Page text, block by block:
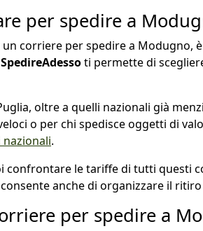
per spedire a
corriere per spedire a Modugno,
SpedireAdessoti permette di
oltre a quelli nazionali già
o per chi spedisce oggetti di
.
confrontare le tariffe di tutti questi
anche di organizzare il
per spedire a